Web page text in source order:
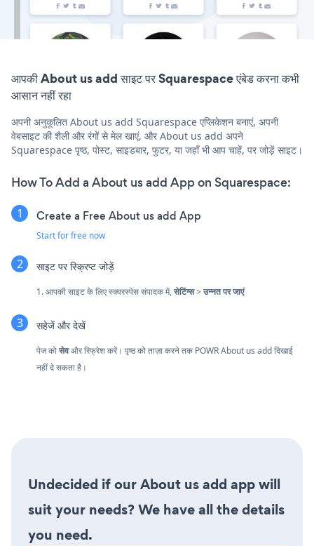
आपकी About us add साइट पर Squarespace एंबेड करना कभी
आसान नहीं रहा
अपनी अनुकूलित About us add Squarespace एप्लिकेशन बनाएं, अपनी
वेबसाइट की शैली और रंगों से मेल खाएं, और About us add अपने
Squarespace पृष्ठ, पोस्ट, साइडबार, फुटर, या जहाँ भी आप चाहें, पर जोड़ें साइट।
How To Add a About us add App on Squarespace:
Create a Free About us add App
Start for free now
साइट पर स्क्रिप्ट जोड़ें
1. आपकी साइट के लिए स्क्वरस्पेस संपादक में,सेटिंग्स> उन्नत पर जाएं
सहेजें और देखें
पेज कोसेवऔर रिफ्रेश करें। पृष्ठ को ताज़ा करने तक POWR About us add दिखाई
नहीं दे सकता है।
Undecided if our About us add app will
suit your needs? We have all the details
you need.